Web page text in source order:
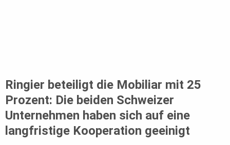
Ringier beteiligt die Mobiliar mit 25
Prozent: Die beiden Schweizer
Unternehmen haben sich auf eine
langfristige Kooperation geeinigt